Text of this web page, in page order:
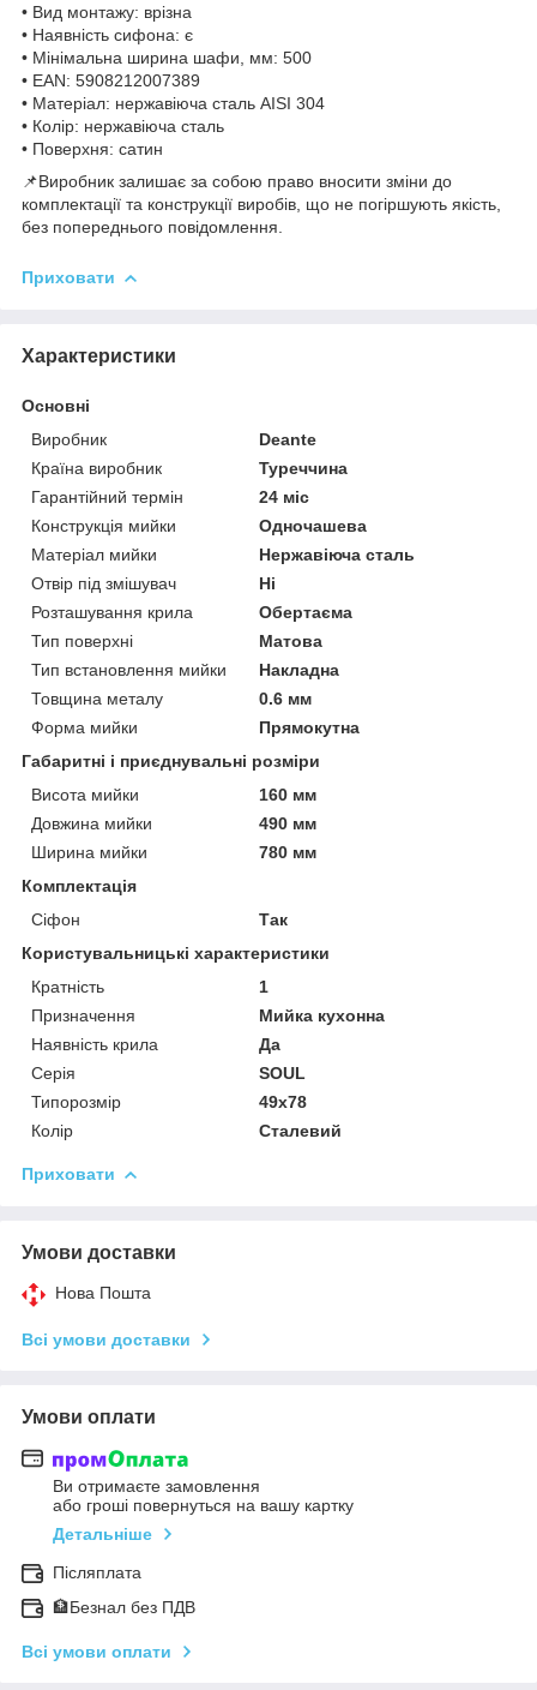
• Вид монтажу: врізна
• Наявність сифона: є
• Мінімальна ширина шафи, мм: 500
• EAN: 5908212007389
• Матеріал: нержавіюча сталь AISI 304
• Колір: нержавіюча сталь
• Поверхня: сатин
📌Виробник залишає за собою право вносити зміни до
комплектації та конструкції виробів, що не погіршують якість,
без попереднього повідомлення.
Приховати
Характеристики
Основні
Виробник
Deante
Країна виробник
Туреччина
Гарантійний термін
24 міс
Конструкція мийки
Одночашева
Матеріал мийки
Нержавіюча сталь
Отвір під змішувач
Ні
Розташування крила
Обертаєма
Тип поверхні
Матова
Тип встановлення мийки
Накладна
Товщина металу
0.6 мм
Форма мийки
Прямокутна
Габаритні і приєднувальні розміри
Висота мийки
160 мм
Довжина мийки
490 мм
Ширина мийки
780 мм
Комплектація
Сіфон
Так
Користувальницькі характеристики
Кратність
1
Призначення
Мийка кухонна
Наявність крила
Да
Серія
SOUL
Типорозмір
49x78
Колір
Сталевий
Приховати
Умови доставки
Нова Пошта
Всі умови доставки
Умови оплати
Ви отримаєте замовлення
або гроші повернуться на вашу картку
Детальніше
Післяплата
🏦Безнал без ПДВ
Всі умови оплати